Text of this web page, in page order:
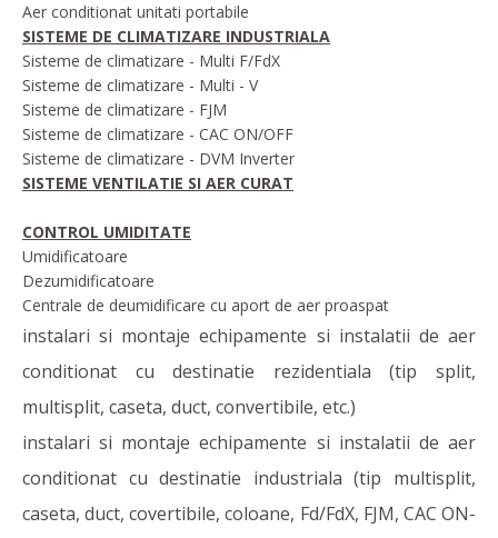
Aer conditionat unitati portabile
SISTEME DE CLIMATIZARE INDUSTRIALA
Sisteme de climatizare - Multi F/FdX
Sisteme de climatizare - Multi - V
Sisteme de climatizare - FJM
Sisteme de climatizare - CAC ON/OFF
Sisteme de climatizare - DVM Inverter
SISTEME VENTILATIE SI AER CURAT
CONTROL UMIDITATE
Umidificatoare
Dezumidificatoare
Centrale de deumidificare cu aport de aer proaspat
instalari si montaje echipamente si instalatii de aer
conditionat cu destinatie rezidentiala (tip split,
multisplit, caseta, duct, convertibile, etc.)
instalari si montaje echipamente si instalatii de aer
conditionat cu destinatie industriala (tip multisplit,
caseta, duct, covertibile, coloane, Fd/FdX, FJM, CAC ON-